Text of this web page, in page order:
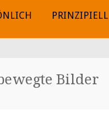
PRINZIPIELL
Bilder